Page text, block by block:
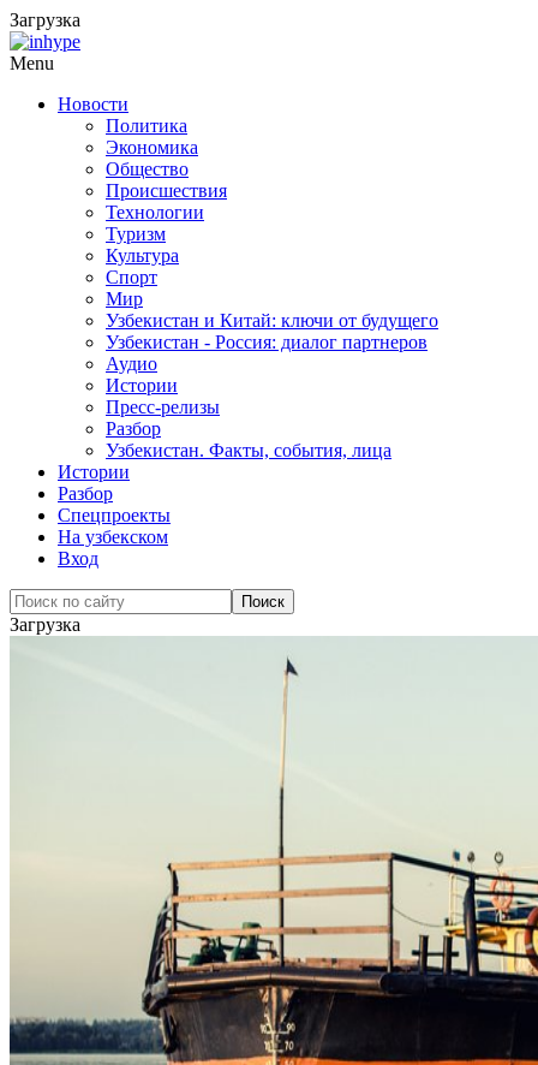
Загрузка
Menu
Новости
Политика
Экономика
Общество
Происшествия
Технологии
Туризм
Культура
Спорт
Мир
Узбекистан и Китай: ключи от будущего
Узбекистан - Россия: диалог партнеров
Аудио
Истории
Пресс-релизы
Разбор
Узбекистан. Факты, события, лица
Истории
Разбор
Спецпроекты
На узбекском
Вход
Загрузка